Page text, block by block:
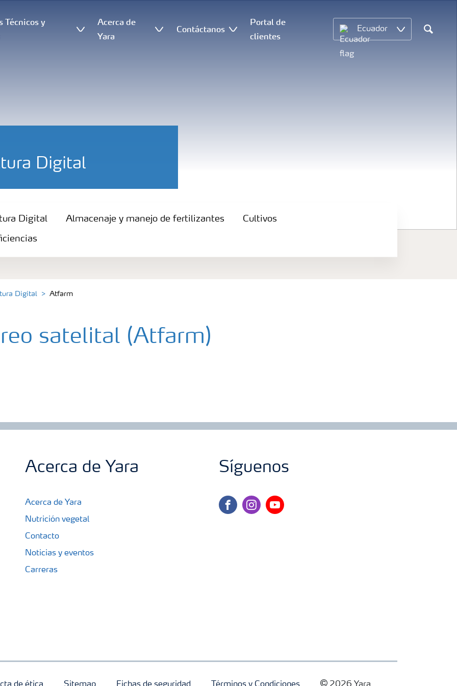
Técnicos y
Acerca de
Yara
Contáctanos
Portal de
clientes
Ecuador
Search
Digital
Digital Almacenaje y manejo de fertilizantes Cultivos
Digital Atfarm
satelital (Atfarm)
Acerca de Yara
Acerca de Yara
Nutrición vegetal
Contacto
Noticias y eventos
Carreras
Síguenos
facebookinstagram
youtube